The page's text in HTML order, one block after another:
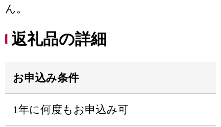
ん。
返礼品の詳細
お申込み条件
1年に何度もお申込み可